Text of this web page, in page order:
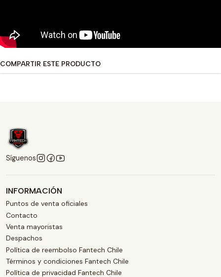
COMPARTIR ESTE PRODUCTO
Síguenos
INFORMACIÓN
Puntos de venta oficiales
Contacto
Venta mayoristas
Despachos
Política de reembolso Fantech Chile
Términos y condiciones Fantech Chile
Política de privacidad Fantech Chile